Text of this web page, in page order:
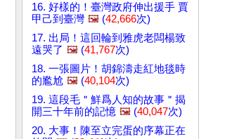
16. 好樣的！臺灣政府伸出援手 賈
甲己到臺灣 🖼️ (42,666次)
17. 出局！這回輪到雅虎老闆楊致
遠哭了 🖼️ (41,767次)
18. 一張圖片！胡錦濤走紅地毯時
的尷尬 🖼️ (40,104次)
19. 這段毛＂鮮爲人知的故事＂揭
開三十年前的記憶 🖼️ (40,047次)
20. 大事！陳至立完蛋的序幕正在